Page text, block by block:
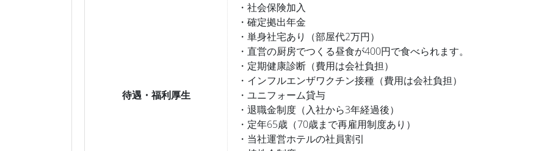
待遇・福利厚生
・社会保険加入
・確定拠出年金
・単身社宅あり（部屋代2万円）
・直営の厨房でつくる昼食が400円で食べられます。
・定期健康診断（費用は会社負担）
・インフルエンザワクチン接種（費用は会社負担）
・ユニフォーム貸与
・退職金制度（入社から3年経過後）
・定年65歳（70歳まで再雇用制度あり）
・当社運営ホテルの社員割引